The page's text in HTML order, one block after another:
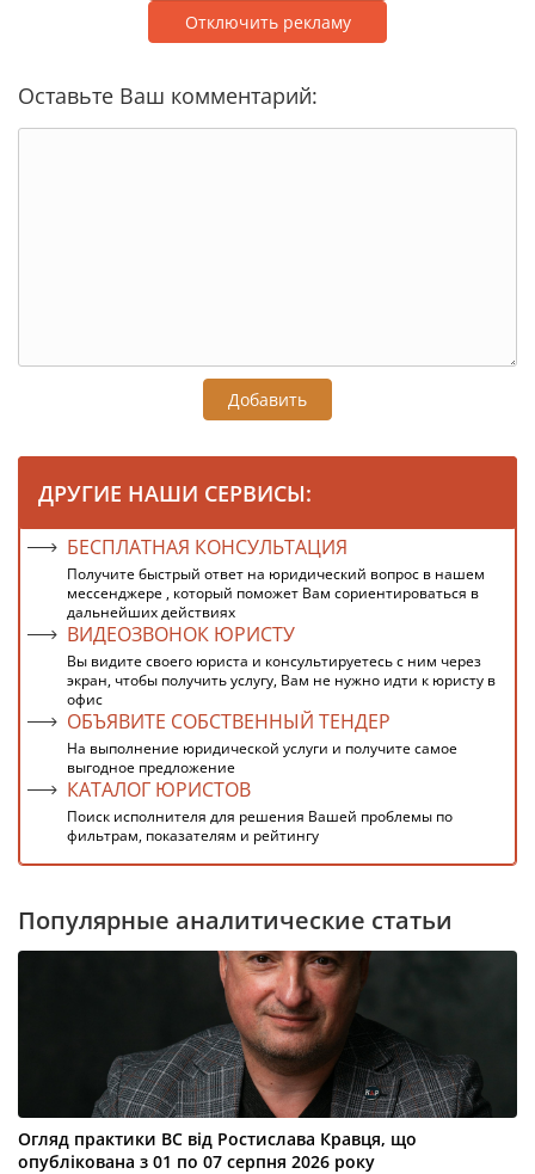
Отключить рекламу
Оставьте Ваш комментарий:
Добавить
ДРУГИЕ НАШИ СЕРВИСЫ:
БЕСПЛАТНАЯ КОНСУЛЬТАЦИЯ
Получите быстрый ответ на юридический вопрос в нашем
мессенджере , который поможет Вам сориентироваться в
дальнейших действиях
ВИДЕОЗВОНОК ЮРИСТУ
Вы видите своего юриста и консультируетесь с ним через
экран, чтобы получить услугу, Вам не нужно идти к юристу в
офис
ОБЪЯВИТЕ СОБСТВЕННЫЙ ТЕНДЕР
На выполнение юридической услуги и получите самое
выгодное предложение
КАТАЛОГ ЮРИСТОВ
Поиск исполнителя для решения Вашей проблемы по
фильтрам, показателям и рейтингу
Популярные аналитические статьи
Огляд практики ВС від Ростислава Кравця, що
опублікована з 01 по 07 серпня 2026 року